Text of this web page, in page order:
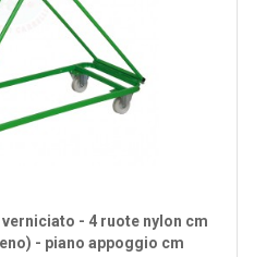
- 4 ruote nylon cm
- piano appoggio cm